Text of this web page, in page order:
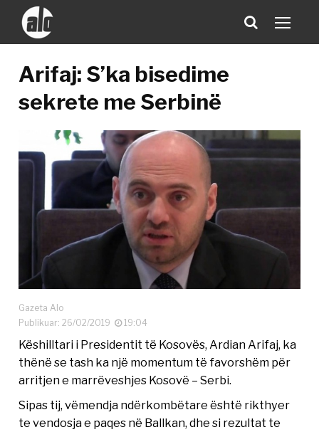
Arifaj: S’ka bisedime
sekrete me Serbinë
Gazeta Alo
Publikuar: 26/02/2019
19:04
Këshilltari i Presidentit të Kosovës, Ardian Arifaj, ka
thënë se tash ka një momentum të favorshëm për
arritjen e marrëveshjes Kosovë – Serbi.
Sipas tij, vëmendja ndërkombëtare është rikthyer
te vendosja e paqes në Ballkan, dhe si rezultat te